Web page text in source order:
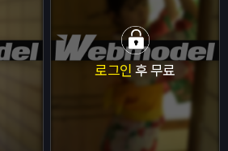
로그인 후 무료